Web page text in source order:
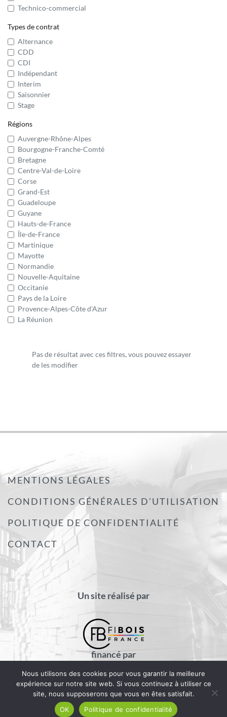
Technico-commercial
Types de contrat
Alternance
CDD
CDI
Indépendant
Interim
Saisonnier
Stage
Régions
Auvergne-Rhône-Alpes
Bourgogne-Franche-Comté
Bretagne
Centre-Val-de-Loire
Corse
Grand-Est
Guadeloupe
Guyane
Hauts-de-France
Île-de-France
Martinique
Mayotte
Normandie
Nouvelle-Aquitaine
Occitanie
Pays de la Loire
Provence-Alpes-Côte d'Azur
La Réunion
Pas de résultat avec ces filtres, vous pouvez essayer
de les modifier
MENTIONS LÉGALES
CONDITIONS GÉNÉRALES D’UTILISATION
POLITIQUE DE CONFIDENTIALITÉ
CONTACT
Un site réalisé par
financé par
Nous utilisons des cookies pour vous garantir la meilleure
expérience sur notre site web. Si vous continuez à utiliser ce
site, nous supposerons que vous en êtes satisfait.
OK
Politique de confidentialité